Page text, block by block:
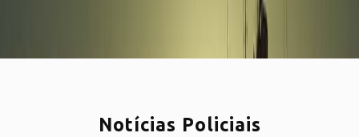
Notícias Policiais